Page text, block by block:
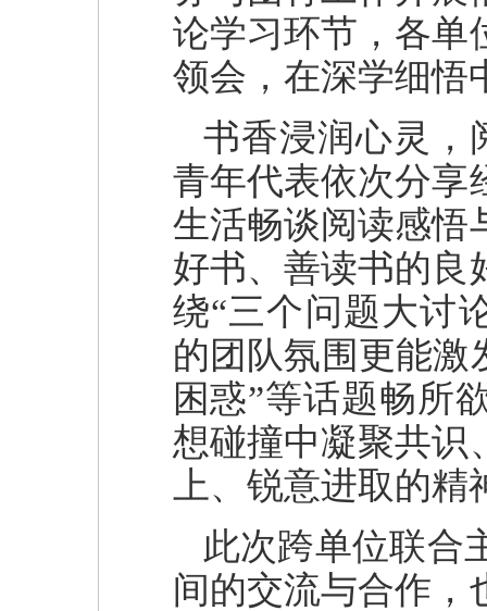
论学习环节，各单
领会，在深学细悟
书香浸润心灵，
青年代表依次分享
生活畅谈阅读感悟
好书、善读书的良
绕“三个问题大讨
的团队氛围更能激
困惑”等话题畅所
想碰撞中凝聚共识
上、锐意进取的精
此次跨单位联合
间的交流与合作，